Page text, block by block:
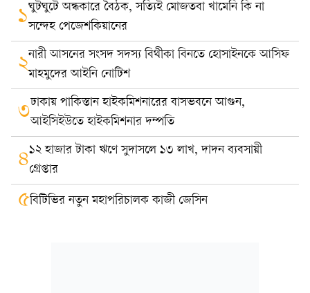
১ঘুটঘুটে অন্ধকারে বৈঠক, সত্যিই মোজতবা খামেনি কি না
সন্দেহ পেজেশকিয়ানের
২নারী আসনের সংসদ সদস্য বিথীকা বিনতে হোসাইনকে আসিফ
মাহমুদের আইনি নোটিশ
৩ঢাকায় পাকিস্তান হাইকমিশনারের বাসভবনে আগুন,
আইসিইউতে হাইকমিশনার দম্পতি
৪১২ হাজার টাকা ঋণে সুদাসলে ১৩ লাখ, দাদন ব্যবসায়ী
গ্রেপ্তার
৫বিটিভির নতুন মহাপরিচালক কাজী জেসিন